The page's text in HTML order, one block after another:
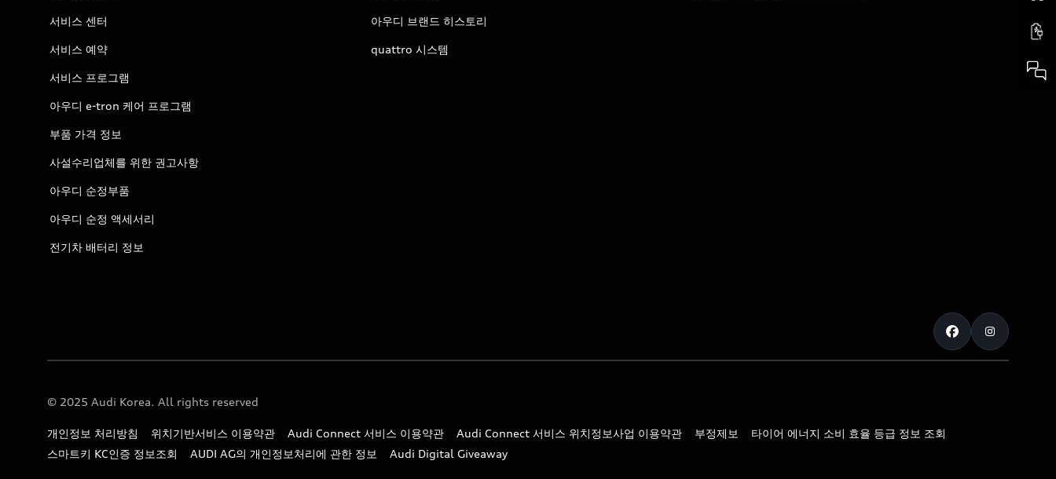
서비스 센터
서비스 예약
서비스 프로그램
아우디 e-tron 케어 프로그램
부품 가격 정보
사설수리업체를 위한 권고사항
아우디 순정부품
아우디 순정 액세서리
전기차 배터리 정보
아우디 브랜드 히스토리
quattro 시스템
© 2025 Audi Korea. All rights reserved
개인정보 처리방침 위치기반서비스 이용약관 Audi Connect 서비스 이용약관 Audi Connect 서비스 위치정보사업 이용약관 부정제보
타이어 에너지 소비 효율 등급 정보 조회
스마트키 KC인증 정보조회
AUDI AG의 개인정보처리에 관한 정보 Audi Digital Giveaway